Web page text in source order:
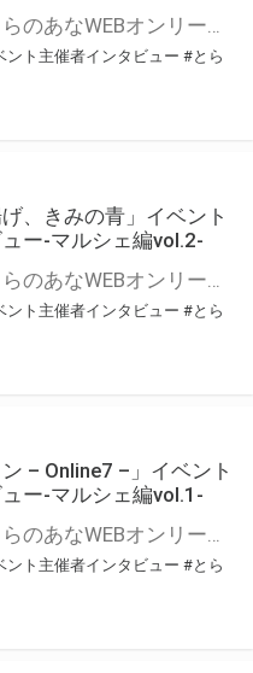
こんにちは、とらのあなWEBオンリー運営スタッフです。 新たにお届けする、イベント主催者インタビュー-マルシェ編-は、 とらのあなWEBオンリー「マルシェ」をご利用した主催様に 「マルシェ」を使って開催した感想や心がけをお聞きする企画です。 今回は、WEBオンリー初開催「つるみかるぱれーど
ント主催者インタビュー #とら
げ、きみの青」イベント
ー-マルシェ編vol.2-
こんにちは、とらのあなWEBオンリー運営スタッフです。 新たにお届けする、イベント主催者インタビュー-マルシェ編-は、 とらのあなWEBオンリー「マルシェ」をご利用の主催様に 「マルシェ」を使ってイベントを開催した感想や心がけをお聞きする企画です。 今回は、WEBオンリー初開催「駄菓子と唐揚げ、きみの青」より、 主催のぎこ六屋様にお話を伺いました。 協力：ぎこ六屋様／イベント公式Twitter（@krkgwks） とらのあなWEBオンリー「マルシェ」とは？ WEBオンリーでリアルタイムでコミュニケーションがとれるオンライン会場です。
ント主催者インタビュー #とら
– Online7 –」イベント
ー-マルシェ編vol.1-
こんにちは、とらのあなWEBオンリー運営スタッフです。 新たにお届けする、イベント主催者インタビュー-マルシェ編-は、 とらのあなWEBオンリー「マルシェ」をご利用した主催様に 「マルシェ」を使って開催した感想や心がけをお聞きする企画です。 今回は、WEBオンリー開催7回目迎えた「マレシルプラン – Online7 –」より、 主催の玉川うた様にお話を伺いました。 ▼マレシルプランのインタビュー前回記事 「イベント主催者インタビュー vol.6」はこちら 協力：玉川うた様（マレシルプラン実行委員会 代表）／イベント公式Twitter（@mallesil_plan） とらのあなWEBオンリー「マルシェ」とは？ WEBオンリーでリアルタイムでコミュニケーションがとれるオンライン会場です。
ント主催者インタビュー #とら